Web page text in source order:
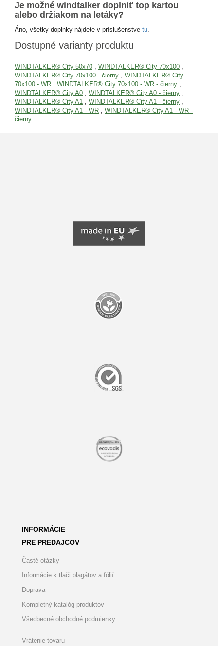
Je možné windtalker doplniť top kartou
alebo držiakom na letáky?
Áno, všetky doplnky nájdete v príslušenstve tu.
Dostupné varianty produktu
WINDTALKER® City 50x70 , WINDTALKER® City 70x100 ,
WINDTALKER® City 70x100 - čierny , WINDTALKER® City
70x100 - WR , WINDTALKER® City 70x100 - WR - čierny ,
WINDTALKER® City A0 , WINDTALKER® City A0 - čierny ,
WINDTALKER® City A1 , WINDTALKER® City A1 - čierny ,
WINDTALKER® City A1 - WR , WINDTALKER® City A1 - WR -
čierny
INFORMÁCIE
PRE PREDAJCOV
Časté otázky
Informácie k tlači plagátov a fólií
Doprava
Kompletný katalóg produktov
Všeobecné obchodné podmienky
Vrátenie tovaru